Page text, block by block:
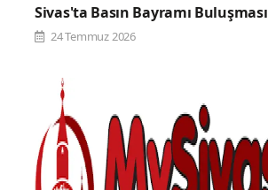
Sivas'ta Basın Bayramı Buluşması
24 Temmuz 2026